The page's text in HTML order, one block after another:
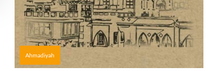
Ahmadiyah